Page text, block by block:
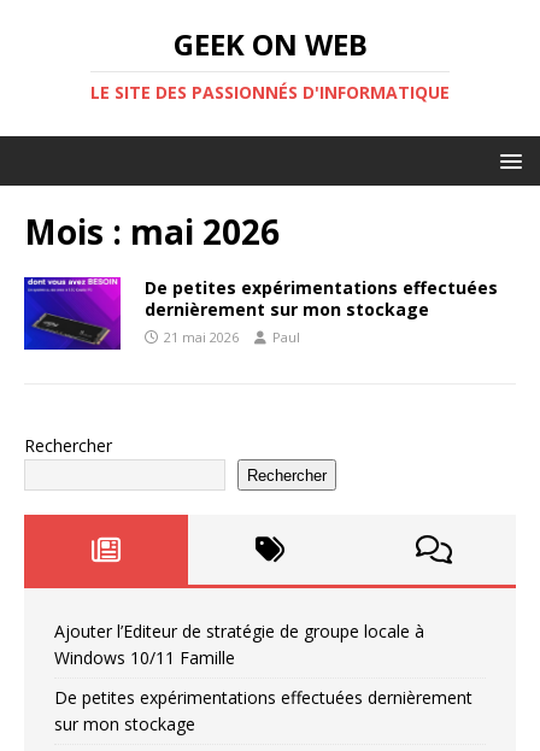
GEEK ON WEB
LE SITE DES PASSIONNÉS D'INFORMATIQUE
Mois : mai 2026
De petites expérimentations effectuées
dernièrement sur mon stockage
21 mai 2026 Paul
Rechercher
Rechercher
Ajouter l’Editeur de stratégie de groupe locale à
Windows 10/11 Famille
De petites expérimentations effectuées dernièrement
sur mon stockage